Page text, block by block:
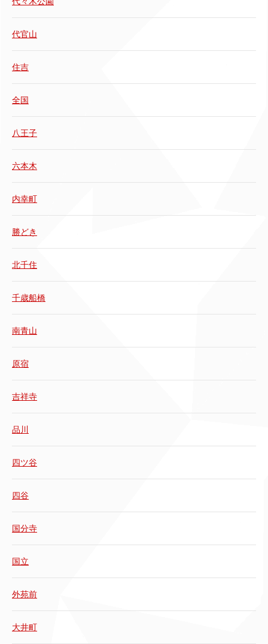
代官山
住吉
全国
八王子
六本木
内幸町
勝どき
北千住
千歳船橋
南青山
原宿
吉祥寺
品川
四ツ谷
四谷
国分寺
国立
外苑前
大井町